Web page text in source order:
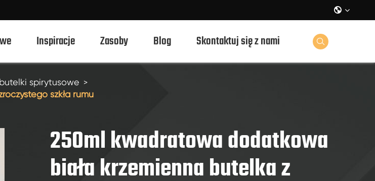

Inspiracje Zasoby Blog Skontaktuj się z nami 
spirytusowe
szkła rumu
250ml kwadratowa dodatkowa
biała krzemienna butelka z